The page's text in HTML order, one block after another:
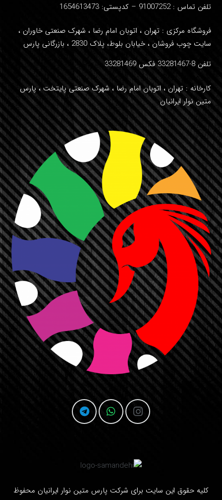
تلفن تماس : 91007252
– کدپستی: 1654613473
فروشگاه مرکزی : تهران ، اتوبان امام رضا ، شهرک صنعتی خاوران ،
سایت چوب فروشان ، خیابان بلوط، پلاک 2830 ، بازرگانی پارس
تلفن 8-33281467 فکس 33281469
کارخانه : تهران ، اتوبان امام رضا ، شهرک صنعتی پایتخت ، پارس
متین نوار ایرانیان
کلیه حقوق این سایت برای شرکت پارس متین نوار ایرانیان محفوظ